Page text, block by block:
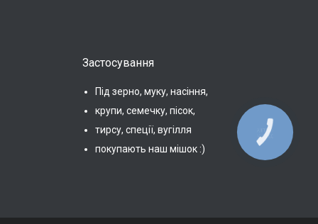
Застосування
Під зерно, муку, насіння,
крупи, семечку, пісок,
тирсу, спеції, вугілля
покупають наш мішок :)
КНОПКА
ЗВ'ЯЗКУ